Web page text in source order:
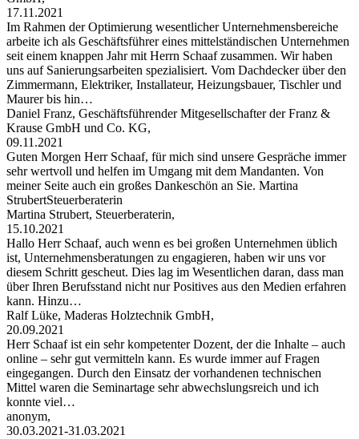
17.11.2021
Im Rahmen der Optimierung wesentlicher Unternehmensbereiche
arbeite ich als Geschäftsführer eines mittelständischen Unternehmen
seit einem knappen Jahr mit Herrn Schaaf zusammen. Wir haben
uns auf Sanierungsarbeiten spezialisiert. Vom Dachdecker über den
Zimmermann, Elektriker, Installateur, Heizungsbauer, Tischler und
Maurer bis hin…
Daniel Franz, Geschäftsführender Mitgesellschafter der Franz &
Krause GmbH und Co. KG,
09.11.2021
Guten Morgen Herr Schaaf, für mich sind unsere Gespräche immer
sehr wertvoll und helfen im Umgang mit dem Mandanten. Von
meiner Seite auch ein großes Dankeschön an Sie. Martina
StrubertSteuerberaterin
Martina Strubert, Steuerberaterin,
15.10.2021
Hallo Herr Schaaf, auch wenn es bei großen Unternehmen üblich
ist, Unternehmensberatungen zu engagieren, haben wir uns vor
diesem Schritt gescheut. Dies lag im Wesentlichen daran, dass man
über Ihren Berufsstand nicht nur Positives aus den Medien erfahren
kann. Hinzu…
Ralf Lüke, Maderas Holztechnik GmbH,
20.09.2021
Herr Schaaf ist ein sehr kompetenter Dozent, der die Inhalte – auch
online – sehr gut vermitteln kann. Es wurde immer auf Fragen
eingegangen. Durch den Einsatz der vorhandenen technischen
Mittel waren die Seminartage sehr abwechslungsreich und ich
konnte viel…
anonym,
30.03.2021-31.03.2021